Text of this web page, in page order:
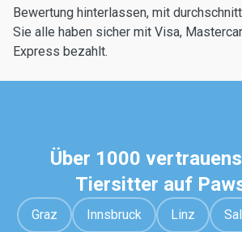
Bewertung hinterlassen, mit
Sie alle haben sicher mit Visa,
Express bezahlt.
Über 1000
Tiersitter auf
Graz Innsbruck Linz